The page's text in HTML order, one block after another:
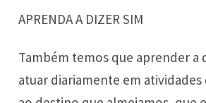
APRENDA A DIZER SIM
Também temos que aprender a
atuar diariamente em atividades